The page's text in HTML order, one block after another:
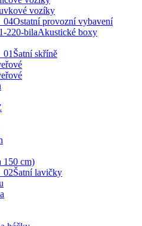
vozíky
Ostatní provozní vybavení
Akustické boxy
Šatní skříně
150 cm)
Šatní lavičky